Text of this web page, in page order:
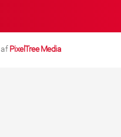
afPixelTree Media